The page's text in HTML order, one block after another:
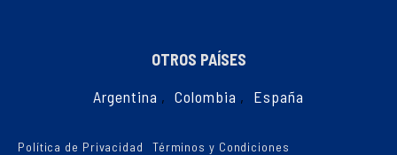
OTROS PAÍSES
Argentina , Colombia , España
Política de Privacidad Términos y Condiciones